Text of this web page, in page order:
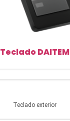
Teclado DAITEM
Teclado exterior